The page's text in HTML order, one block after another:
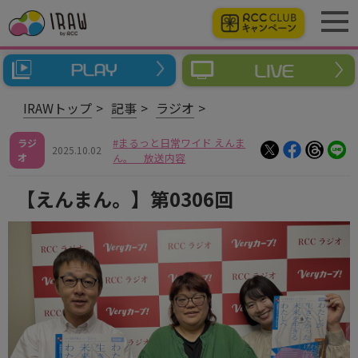
IRAWトップ 記事 ラジオ
ラジ
オ
2025.10.02
まるっと日常ワイド えんま
ん。 放送内容
【えんまん。】第0306回